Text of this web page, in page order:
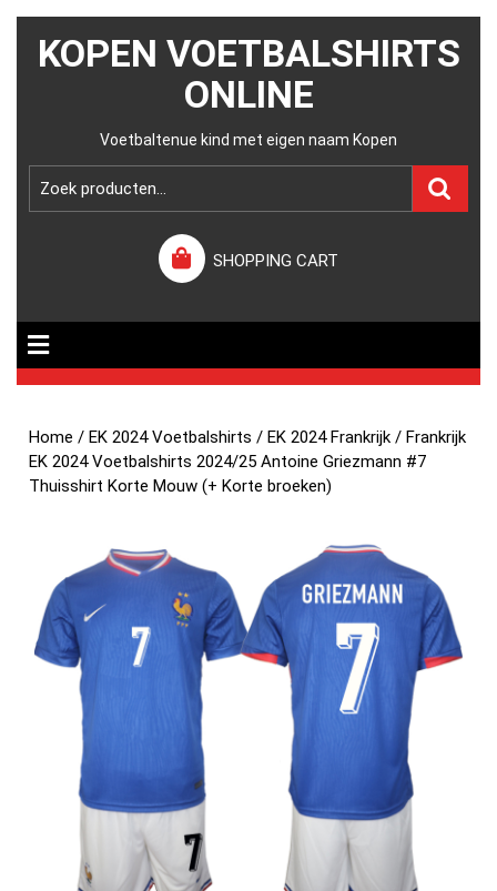
KOPEN VOETBALSHIRTS
ONLINE
Voetbaltenue kind met eigen naam Kopen
SHOPPING CART
Home /EK 2024 Voetbalshirts /EK 2024 Frankrijk / Frankrijk
EK 2024 Voetbalshirts 2024/25 Antoine Griezmann #7
Thuisshirt Korte Mouw (+ Korte broeken)